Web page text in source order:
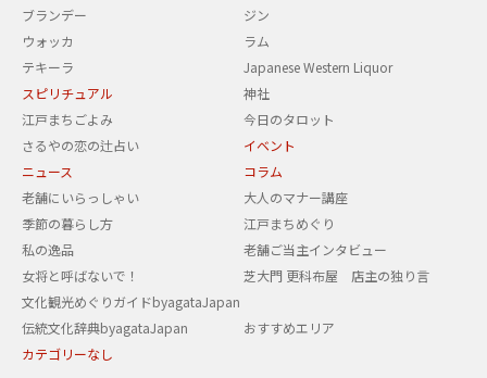
ブランデー
ジン
ウォッカ
ラム
テキーラ
Japanese Western Liquor
スピリチュアル
神社
江戸まちごよみ
今日のタロット
さるやの恋の辻占い
イベント
ニュース
コラム
老舗にいらっしゃい
大人のマナー講座
季節の暮らし方
江戸まちめぐり
私の逸品
老舗ご当主インタビュー
女将と呼ばないで！
芝大門 更科布屋 店主の独り言
文化観光めぐりガイドbyagataJapan
伝統文化辞典byagataJapan
おすすめエリア
カテゴリーなし